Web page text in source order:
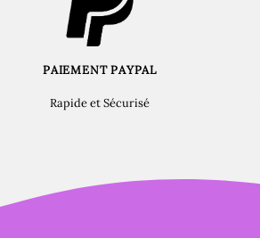
PAIEMENT PAYPAL
Rapide et Sécurisé